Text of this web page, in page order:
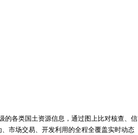
的各类国土资源信息，通过图上比对核查、信
市场交易、开发利用的全程全覆盖实时动态